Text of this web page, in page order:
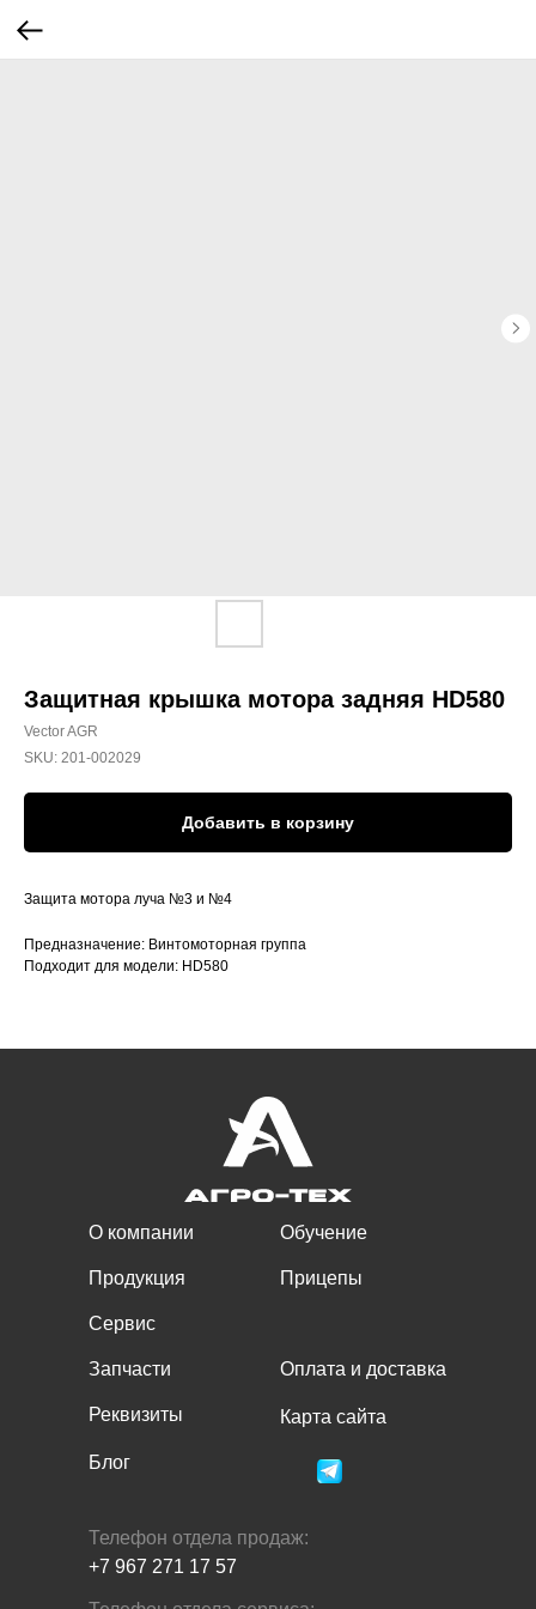
Защитная крышка мотора задняя HD580
Vector AGR
SKU: 201-002029
Добавить в корзину
Защита мотора луча №3 и №4
Предназначение: Винтомоторная группа
Подходит для модели: HD580
О компании
Продукция
Сервис
Реквизиты
Блог
Запчасти
Обучение
Прицепы
Оплата и доставка
Карта сайта
Телефон отдела продаж:
+7 967 271 17 57